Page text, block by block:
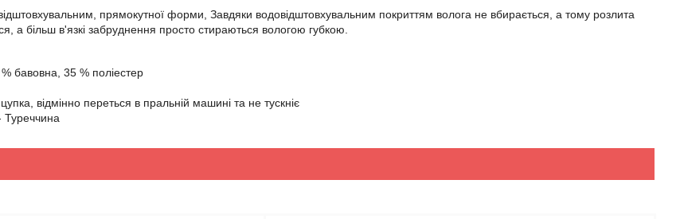
прямокутної форми, Завдяки водовідштовхувальним покриттям волога не вбирається, а тому розлита
а більш в'язкі забруднення просто стираються вологою губкою.
бавовна, 35 % поліестер
відмінно переться в пральній машині та не тускніє
Туреччина